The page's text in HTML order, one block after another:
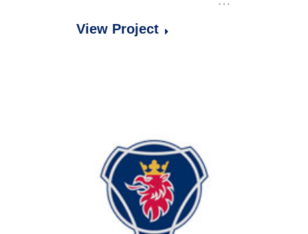
View Project